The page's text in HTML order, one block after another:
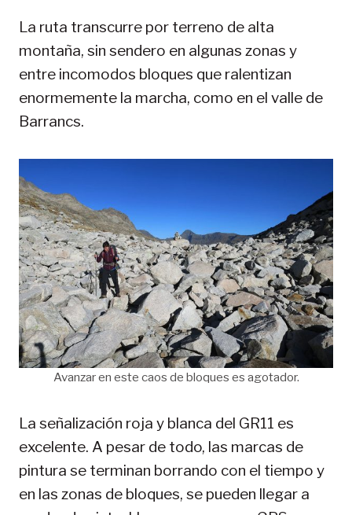
La ruta transcurre por terreno de alta
montaña, sin sendero en algunas zonas y
entre incomodos bloques que ralentizan
enormemente la marcha, como en el valle de
Barrancs.
Avanzar en este caos de bloques es agotador.
La señalización roja y blanca del GR11 es
excelente. A pesar de todo, las marcas de
pintura se terminan borrando con el tiempo y
en las zonas de bloques, se pueden llegar a